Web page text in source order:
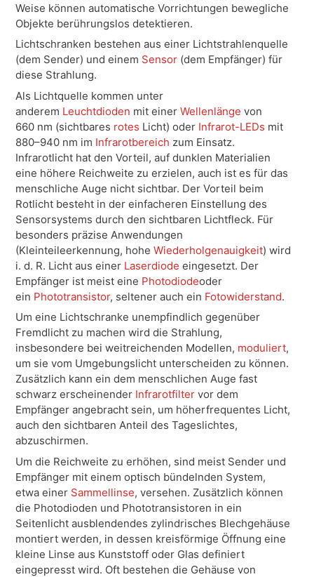
Weise können automatische Vorrichtungen bewegliche
Objekte berührungslos detektieren.
Lichtschranken bestehen aus einer Lichtstrahlenquelle
(dem Sender) und einem Sensor (dem Empfänger) für
diese Strahlung.
Als Lichtquelle kommen unter
anderem Leuchtdioden mit einer Wellenlänge von
660 nm (sichtbares rotes Licht) oder Infrarot-LEDs mit
880–940 nm im Infrarotbereich zum Einsatz.
Infrarotlicht hat den Vorteil, auf dunklen Materialien
eine höhere Reichweite zu erzielen, auch ist es für das
menschliche Auge nicht sichtbar. Der Vorteil beim
Rotlicht besteht in der einfacheren Einstellung des
Sensorsystems durch den sichtbaren Lichtfleck. Für
besonders präzise Anwendungen
(Kleinteileerkennung, hohe Wiederholgenauigkeit) wird
i. d. R. Licht aus einer Laserdiode eingesetzt. Der
Empfänger ist meist eine Photodiodeoder
ein Phototransistor, seltener auch ein Fotowiderstand.
Um eine Lichtschranke unempfindlich gegenüber
Fremdlicht zu machen wird die Strahlung,
insbesondere bei weitreichenden Modellen, moduliert,
um sie vom Umgebungslicht unterscheiden zu können.
Zusätzlich kann ein dem menschlichen Auge fast
schwarz erscheinender Infrarotfilter vor dem
Empfänger angebracht sein, um höherfrequentes Licht,
auch den sichtbaren Anteil des Tageslichtes,
abzuschirmen.
Um die Reichweite zu erhöhen, sind meist Sender und
Empfänger mit einem optisch bündelnden System,
etwa einer Sammellinse, versehen. Zusätzlich können
die Photodioden und Phototransistoren in ein
Seitenlicht ausblendendes zylindrisches Blechgehäuse
montiert werden, in dessen kreisförmige Öffnung eine
kleine Linse aus Kunststoff oder Glas definiert
eingepresst wird. Oft bestehen die Gehäuse von